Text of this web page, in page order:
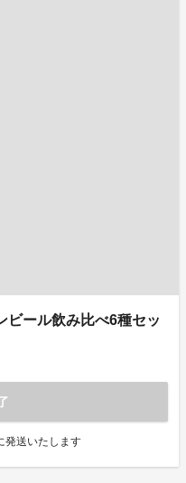
ビール飲み比べ6種セッ
発送いたします